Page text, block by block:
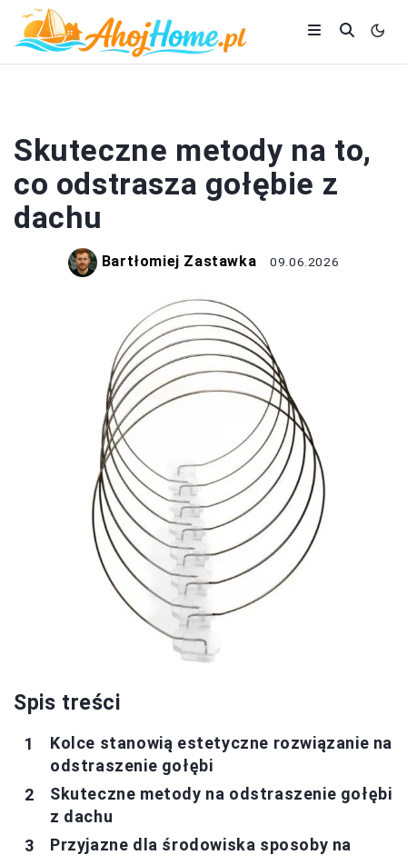
Skuteczne metody na to,
co odstrasza gołębie z
dachu
Bartłomiej Zastawka 09.06.2026
Spis treści
Kolce stanowią estetyczne rozwiązanie na
odstraszenie gołębi
Skuteczne metody na odstraszenie gołębi
z dachu
Przyjazne dla środowiska sposoby na